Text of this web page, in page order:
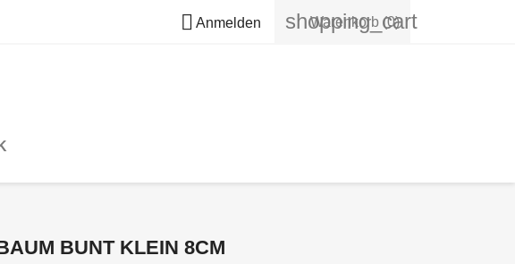
 Anmelden shopping_cart
Warenkorb (0)
BUNT KLEIN 8CM